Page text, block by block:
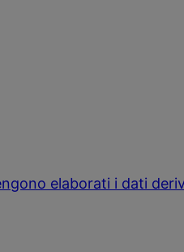
elaborati i dati